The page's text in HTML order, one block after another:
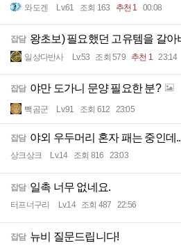
와도겐 Lv.61 조회 163 추천 1 00:08
잡담 왕초보) 필요했던 고유템을 갈아
일상다반사 Lv.53 조회 579 추천 1 23:14
잡담 야만 도가니 문양 필요한 분?
빽곰군 Lv.91 조회 612 23:05
잡담 야외 우두머리 혼자 패는 중인데..
상크상크 Lv.14 조회 816 23:03
잡담 일촉 너무 없네요.
터프너구리 Lv.14 조회 487 22:56
잡담 뉴비 질문드립니다!